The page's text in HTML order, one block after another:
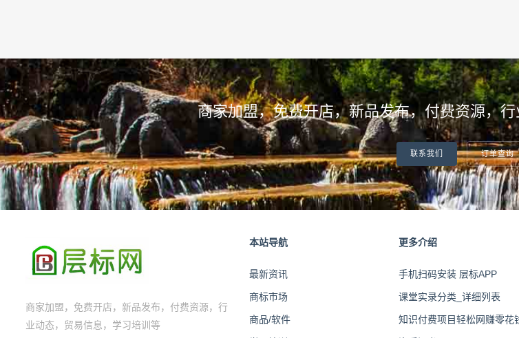
商家加盟，免费开店，新品发布，付费资源，
联系我们 订单查询
商家加盟，免费开店，新品发布，付费资源，行
业动态，贸易信息，学习培训等
本站导航
最新资讯
商标市场
商品/软件
更多介绍
手机扫码安装 层标APP
课堂实录分类_详细列表
知识付费项目轻松网赚零花